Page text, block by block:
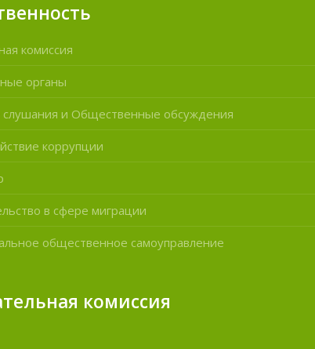
комиссия
органы
и Общественные обсуждения
коррупции
в сфере миграции
общественное самоуправление
комиссия